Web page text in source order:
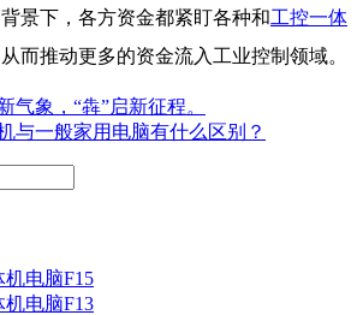
景下，各方资金都紧盯各种和工控一体
而推动更多的资金流入工业控制领域。
气象，“犇”启新征程。
与一般家用电脑有什么区别？
机电脑F15
机电脑F13